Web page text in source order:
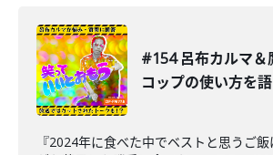
#154 呂布カルマ＆
コップの使い方を
『2024年に食べた中でベストと思うご